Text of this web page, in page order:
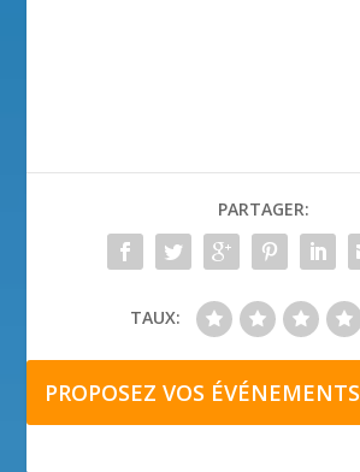
PARTAGER:
TAUX:
PROPOSEZ VOS ÉVÉNEMENTS